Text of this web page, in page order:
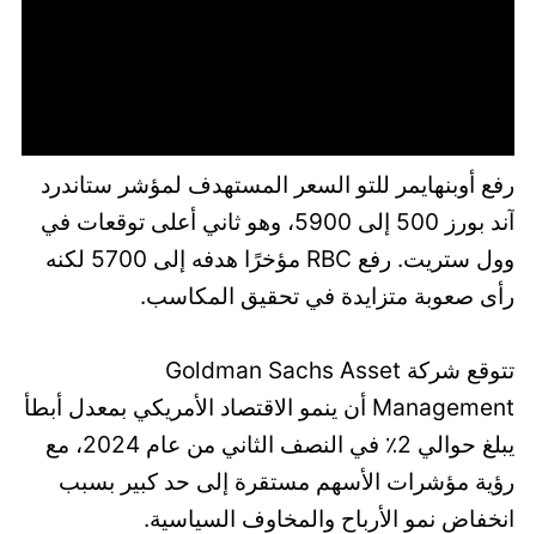
رفع أوبنهايمر للتو السعر المستهدف لمؤشر ستاندرد
آند بورز 500 إلى 5900، وهو ثاني أعلى توقعات في
وول ستريت. رفع RBC مؤخرًا هدفه إلى 5700 لكنه
رأى صعوبة متزايدة في تحقيق المكاسب.
تتوقع شركة Goldman Sachs Asset
Management أن ينمو الاقتصاد الأمريكي بمعدل أبطأ
يبلغ حوالي 2٪ في النصف الثاني من عام 2024، مع
رؤية مؤشرات الأسهم مستقرة إلى حد كبير بسبب
انخفاض نمو الأرباح والمخاوف السياسية.